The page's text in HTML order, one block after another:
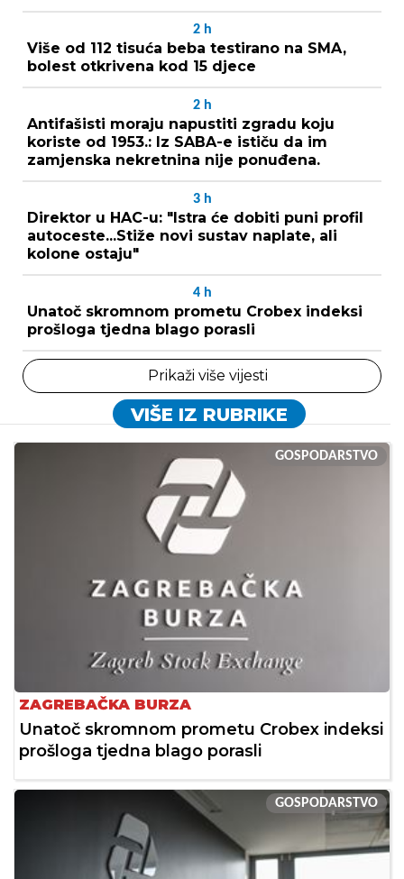
2 h
Više od 112 tisuća beba testirano na SMA,
bolest otkrivena kod 15 djece
2 h
Antifašisti moraju napustiti zgradu koju
koriste od 1953.: Iz SABA-e ističu da im
zamjenska nekretnina nije ponuđena.
3 h
Direktor u HAC-u: "Istra će dobiti puni profil
autoceste...Stiže novi sustav naplate, ali
kolone ostaju"
4 h
Unatoč skromnom prometu Crobex indeksi
prošloga tjedna blago porasli
Prikaži više vijesti
VIŠE IZ RUBRIKE
GOSPODARSTVO
ZAGREBAČKA BURZA
Unatoč skromnom prometu Crobex indeksi
prošloga tjedna blago porasli
GOSPODARSTVO